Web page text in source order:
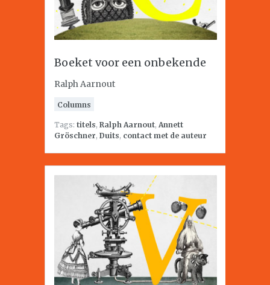
Boeket voor een onbekende
Ralph Aarnout
Columns
Tags: titels, Ralph Aarnout, Annett
Gröschner, Duits, contact met de auteur